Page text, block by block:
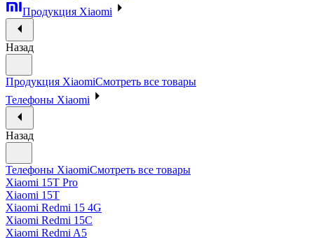
Продукция Xiaomi
Назад
Продукция XiaomiСмотреть все товары
Телефоны Xiaomi
Назад
Телефоны XiaomiСмотреть все товары
Xiaomi 15T Pro
Xiaomi 15T
Xiaomi Redmi 15 4G
Xiaomi Redmi 15C
Xiaomi Redmi A5